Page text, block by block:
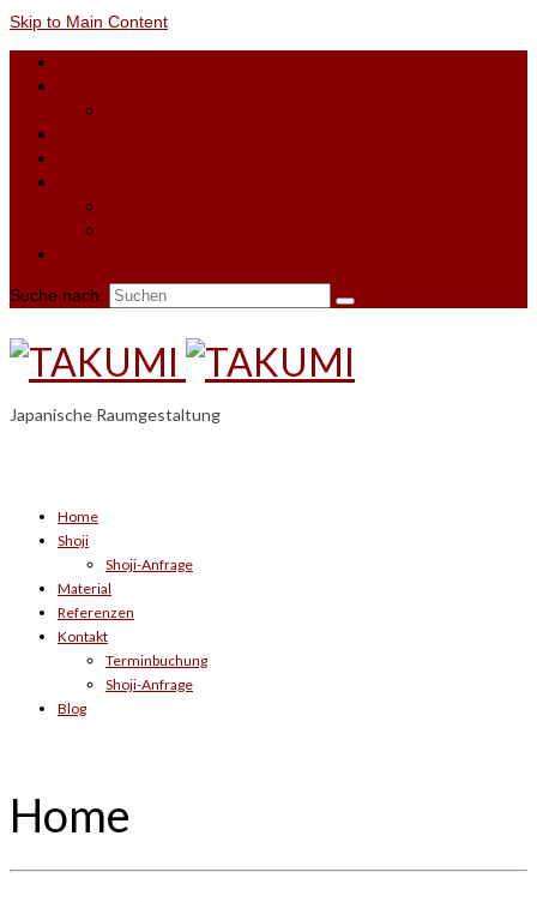
Skip to Main Content
Suche nach:
Japanische Raumgestaltung
Home
Shoji
Shoji-Anfrage
Material
Referenzen
Kontakt
Terminbuchung
Shoji-Anfrage
Blog
Home